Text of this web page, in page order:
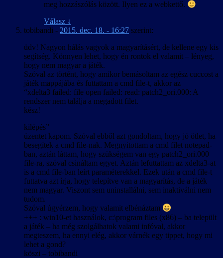
meg hozzászólás között. Ilyen ez a webkettő.
Válasz ↓
tobibandi - 2015. dec. 18. - 16:27 szerint:
üdv! Nagyon hálás vagyok a magyarításért, de kellene egy kis
segítség. Könnyen lehet, hogy én rontok el valamit – lényeg,
hogy nem magyar a játék.
Szóval az történt, hogy amikor bemásoltam az egész cuccost a
játék mappájába és futtattam a cmd file-t, akkor az
“xdelta3 failed: file open failed: read: patch2_ori.000: A
rendszer nem találja a megadott filet.
kész!
kilépés”
üzentet kapom. Szóval ebből azt gondoltam, hogy jó ötlet, ha
besegítek a cmd file-nak. Megnyitottam a cmd filet notepad-
ban, aztán láttam, hogy szükségem van egy patch2_ori.000
file-ra, szóval csináltam egyet. Aztán lefuttattam az xdelta3-at
is a cmd file-ban leírt paraméterekkel. Ezek után a cmd file-t
futtatva azt írja, hogy telepítve van a magyarítás, de a játék
nem magyar. Viszont sem uninstallálni, sem inaktiválni nem
tudom.
Szóval úgyérzem, hogy valamit elbénáztam
+++ : win10-et használok, c:\program files (x86) – ba települt
a játék – ha még szolgálhatok valami infóval, akkor
megteszem, ha ennyi elég, akkor várnék egy tippet, hogy mi
lehet a gond?
köszi – tobibandi